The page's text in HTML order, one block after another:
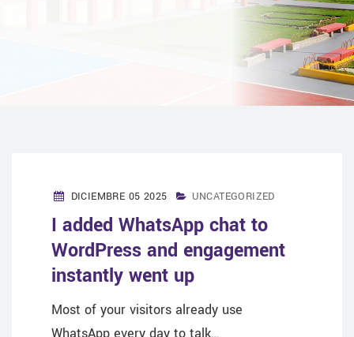
DICIEMBRE 05 2025 UNCATEGORIZED
I added WhatsApp chat to
WordPress and engagement
instantly went up
Most of your visitors already use